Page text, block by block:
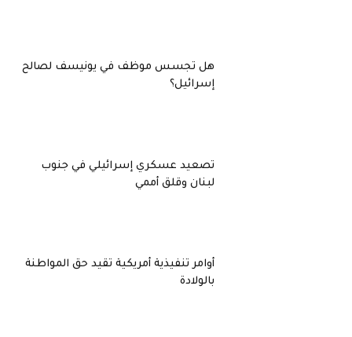
هل تجسس موظف في يونيسف لصالح
إسرائيل؟
تصعيد عسكري إسرائيلي في جنوب
لبنان وقلق أممي
أوامر تنفيذية أمريكية تقيد حق المواطنة
بالولادة